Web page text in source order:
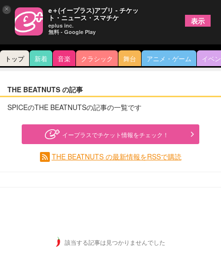
トップ 新着 音楽 クラシック 舞台 アニメ・ゲーム イベ
THE BEATNUTS の記事
SPICEのTHE BEATNUTSの記事の一覧です
イープラスでチケット情報をチェック！
THE BEATNUTS の最新情報をRSSで購読
該当する記事は見つかりませんでした
× e＋(イープラス)アプリ - チケッ
ト・ニュース・スマチケ
eplus inc.
無料 - Google Play
表示